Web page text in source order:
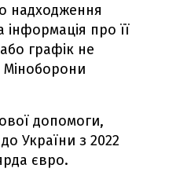
надходження
про її
графік не
Міноборони
допомоги,
України з 2022
євро.